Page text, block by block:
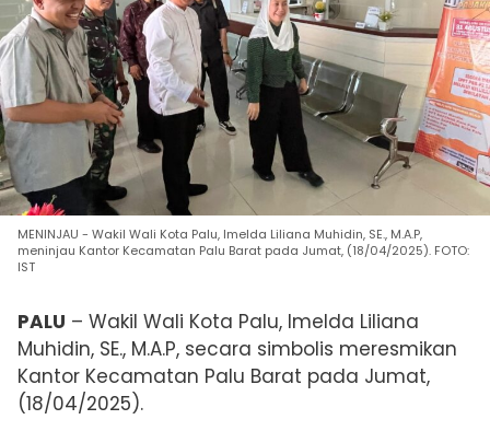
MENINJAU - Wakil Wali Kota Palu, Imelda Liliana Muhidin, SE., M.A.P,
meninjau Kantor Kecamatan Palu Barat pada Jumat, (18/04/2025). FOTO:
IST
PALU – Wakil Wali Kota Palu, Imelda Liliana
Muhidin, SE., M.A.P, secara simbolis meresmikan
Kantor Kecamatan Palu Barat pada Jumat,
(18/04/2025).